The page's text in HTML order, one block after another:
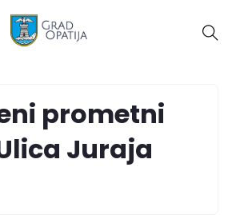
prometni
Juraja